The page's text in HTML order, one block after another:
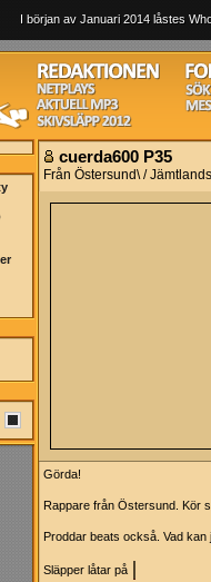
I början av Januari 2014 låstes
cuerda600 P35
Från Östersund\ /
Görda!
Rappare från Östersund. Kör
Proddar beats också. Vad
Släpper låtar på